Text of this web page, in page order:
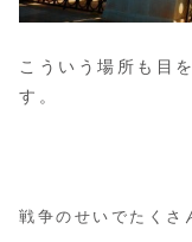
こういう場所も目
す。
戦争のせいでたくさ